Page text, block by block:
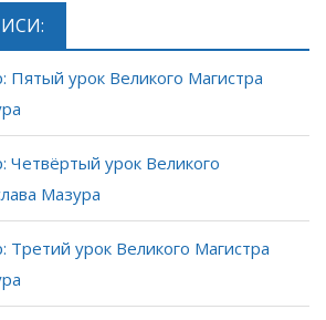
Пятый урок Великого Магистра
Четвёртый урок Великого
Мазура
Третий урок Великого Магистра